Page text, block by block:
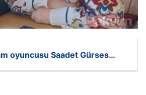
oyuncusu Saadet Gürses